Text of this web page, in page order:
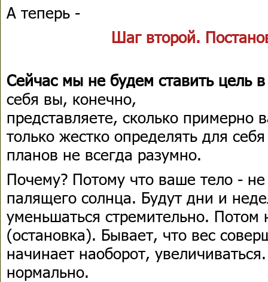
А теперь -
Шаг второй.
Сейчас мы не будем ставить цель
себя вы, конечно,
представляете, сколько примерно
только жестко определять для
планов не всегда разумно.
Почему? Потому что ваше тело -
палящего солнца. Будут дни и
уменьшаться стремительно. Потом
(остановка). Бывает, что вес
начинает наоборот,
нормально.